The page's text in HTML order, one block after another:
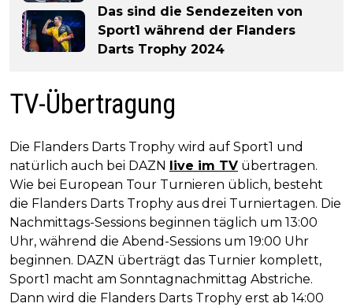
Das sind die Sendezeiten von
Sport1 während der Flanders
Darts Trophy 2024
TV-Übertragung
Die Flanders Darts Trophy wird auf Sport1 und
natürlich auch bei DAZN
live im TV übertragen.
Wie bei European Tour Turnieren üblich, besteht
die Flanders Darts Trophy aus drei Turniertagen. Die
Nachmittags-Sessions beginnen täglich um 13:00
Uhr, während die Abend-Sessions um 19:00 Uhr
beginnen. DAZN überträgt das Turnier komplett,
Sport1 macht am Sonntagnachmittag Abstriche.
Dann wird die Flanders Darts Trophy erst ab 14:00